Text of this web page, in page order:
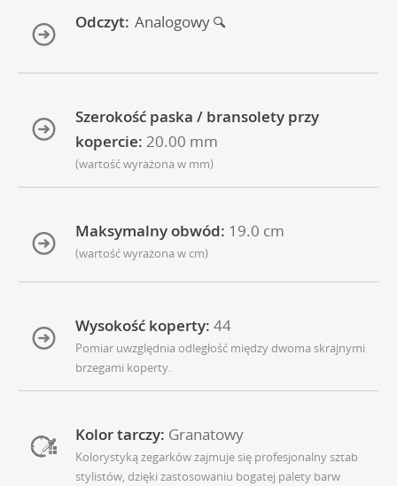
Odczyt: Analogowy
Szerokość paska / bransolety przy
kopercie: 20.00 mm
(wartość wyrażona w mm)
Maksymalny obwód: 19.0 cm
(wartość wyrażona w cm)
Wysokość koperty: 44
Pomiar uwzględnia odległość między dwoma skrajnymi
brzegami koperty.
Kolor tarczy: Granatowy
Kolorystyką zegarków zajmuje się profesjonalny sztab
stylistów, dzięki zastosowaniu bogatej palety barw